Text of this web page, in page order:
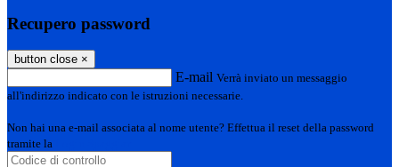
Recupero password
button close ×
E-mail Verrà inviato un messaggio
all'indirizzo indicato con le istruzioni necessarie.
Non hai una e-mail associata al nome utente? Effettua il reset della password
tramite la